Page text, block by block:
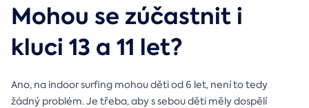
Mohou se zúčastnit i
kluci 13 a 11 let?
Ano, na indoor surfing mohou děti od 6 let, není to tedy
žádný problém. Je třeba, aby s sebou děti měly dospělí